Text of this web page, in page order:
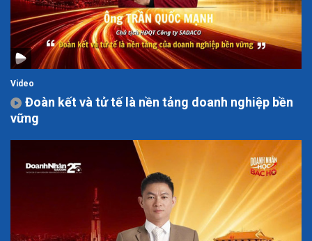
Video
Đoàn kết và tử tế là nền tảng doanh nghiệp bền
vững